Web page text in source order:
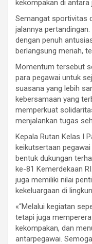
kekompakan di antara
Semangat sportivitas
jalannya
dengan penuh
berlangsung meriah,
Momentum tersebut
para pegawai untuk
suasana yang lebih
kebersamaan yang
memperkuat
menjalankan tugas
Kepala Rutan Kelas I
keikutsertaan
bentuk dukungan
ke-81 Kemerdekaan
juga memiliki nilai
kekeluargaan di
«“Melalui kegiatan
tetapi juga
kekompakan, dan
antarpegawai.